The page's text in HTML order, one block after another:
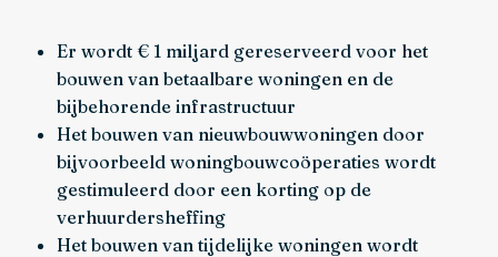
Er wordt € 1 miljard gereserveerd voor het
bouwen van betaalbare woningen en de
bijbehorende infrastructuur
Het bouwen van nieuwbouwwoningen door
bijvoorbeeld woningbouwcoöperaties wordt
gestimuleerd door een korting op de
verhuurdersheffing
Het bouwen van tijdelijke woningen wordt